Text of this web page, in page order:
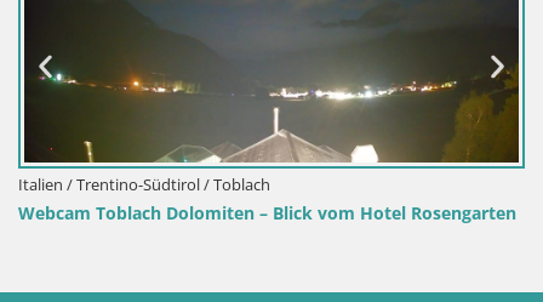
Hotel Rosengarten
Kroatien / Lika-Senj / Senj
Senj Hafen Webcam –